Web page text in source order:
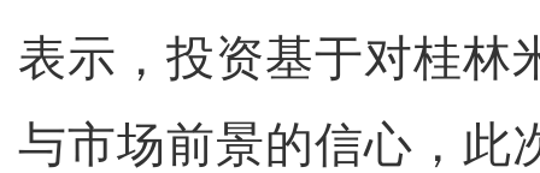
表示，投资基于对桂林
与市场前景的信心，此